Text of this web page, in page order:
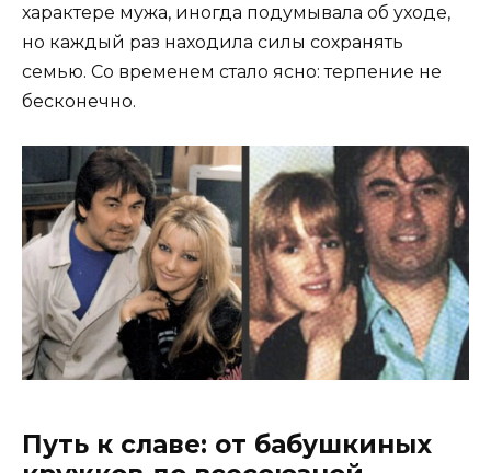
характере мужа, иногда подумывала об уходе,
но каждый раз находила силы сохранять
семью. Со временем стало ясно: терпение не
бесконечно.
Путь к славе: от бабушкиных